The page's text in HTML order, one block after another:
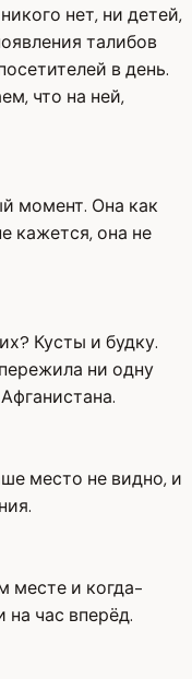
нет, ни детей,
талибов
в день.
что на ней,
момент. Она как
кажется, она не
Кусты и будку.
ни одну
место не видно, и
месте и когда-
на час вперёд.